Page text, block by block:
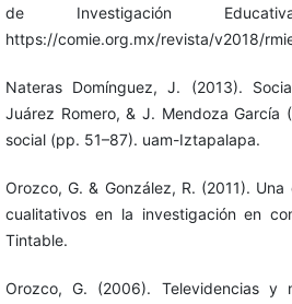
de Investigación
https://comie.org.mx/revista/v2018/
Nateras Domínguez, J. (2013).
Juárez Romero, & J. Mendoza García
social (pp. 51–87). uam-Iztapalapa.
Orozco, G. & González, R. (2011).
cualitativos en la investigación en
Tintable.
Orozco, G. (2006). Televidencias y